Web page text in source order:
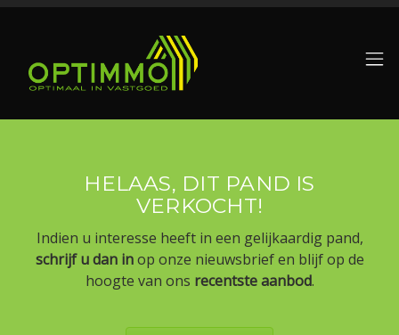
Menu overslaan en naar de inhoud gaan
HELAAS, DIT PAND IS
VERKOCHT!
Indien u interesse heeft in een gelijkaardig pand,
schrijf u dan inop onze nieuwsbrief en blijf op de
hoogte van ons recentste aanbod.